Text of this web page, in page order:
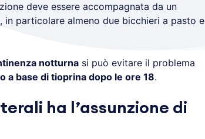
deve essere accompagnata da un
, in particolare almeno due bicchieri a pasto e
notturnasi può evitare il problema
a base di tioprina dopo le ore 18.
ha l’assunzione di